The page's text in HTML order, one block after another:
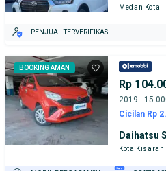
Medan Kota
PENJUAL TERVERIFIKASI
BOOKING AMAN
Rp
2019 -
Cicilan Rp
Daihatsu
Kota